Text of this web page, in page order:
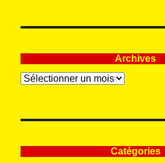
Archives
Archives
Catégories